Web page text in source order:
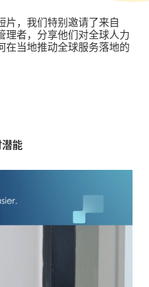
片，我们特别邀请了来自
理者，分享他们对全球人力
在当地推动全球服务落地的
潜能